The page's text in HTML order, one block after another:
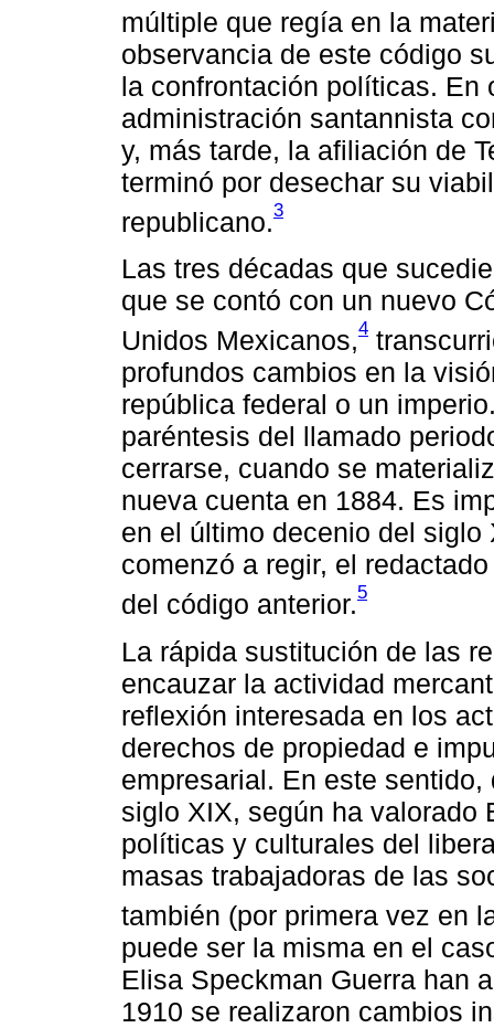
múltiple que regía en la
observancia de este código
la confrontación políticas. En
administración santannista
y, más tarde, la afiliación de
terminó por desechar su
republicano.3
Las tres décadas que
que se contó con un nuevo
Unidos Mexicanos,4
profundos cambios en la
república federal o un
paréntesis del llamado
cerrarse, cuando se
nueva cuenta en 1884. Es
en el último decenio del
comenzó a regir, el
del código anterior.5
La rápida sustitución de las
encauzar la actividad
reflexión interesada en los
derechos de propiedad e
empresarial. En este
siglo XIX, según ha valorado
políticas y culturales del
masas trabajadoras de las
también (por primera vez en
puede ser la misma en el
Elisa Speckman Guerra han
1910 se realizaron cambios